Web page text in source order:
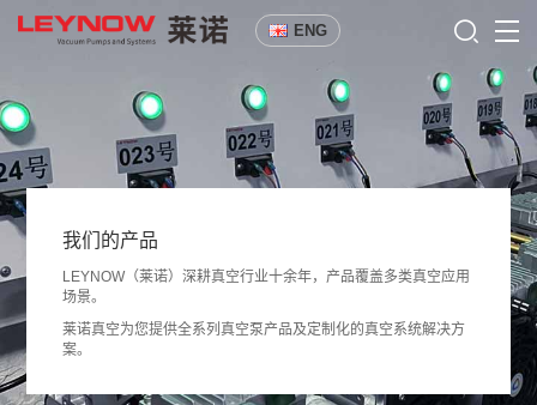
我们的产品
LEYNOW（莱诺）深耕真空行业十余年，产品覆盖多类真空应用
场景。
莱诺真空为您提供全系列真空泵产品及定制化的真空系统解决方
案。
ENG